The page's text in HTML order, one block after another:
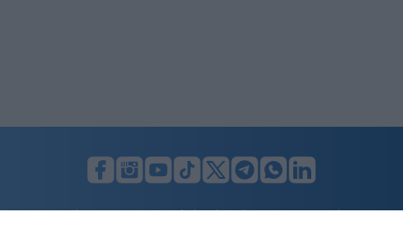
LUNIFIN S.r.l. a socio unico. Sede legale Milano, Largo F. Richini, 2/A,